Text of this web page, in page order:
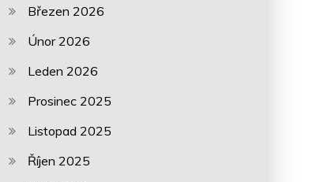
Březen 2026
Únor 2026
Leden 2026
Prosinec 2025
Listopad 2025
Říjen 2025